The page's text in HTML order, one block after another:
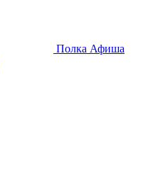
Полка Афиша